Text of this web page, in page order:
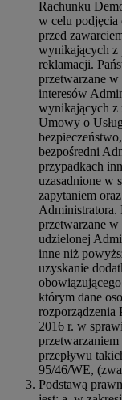
Rachunku
w celu podjęcia
przed
wynikających z
reklamacji.
przetwarzane
interesów
wynikających z
Umowy o
bezpośredni
przypadkach
uzasadnione w
zapytaniem
Administratora.
przetwarzane
udzielonej
inne niż
uzyskanie
którym dane
rozporządzenia
2016 r. w
przepływu
95/46/WE,
Podstawą